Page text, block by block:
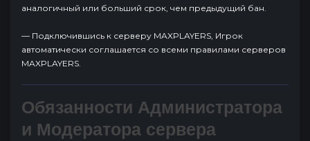
аналогичный или больший срок, чем предыдущий бан.
— Подключившись к серверу MAXPLAYERS, Игрок
автоматически соглашается со всеми правилами серверов
MAXPLAYERS.
Обязанности Администратора
и Модератора сервера